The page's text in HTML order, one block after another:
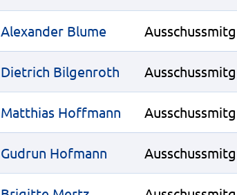
Alexander Blume
Dietrich Bilgenroth
Matthias Hoffmann
Gudrun Hofmann